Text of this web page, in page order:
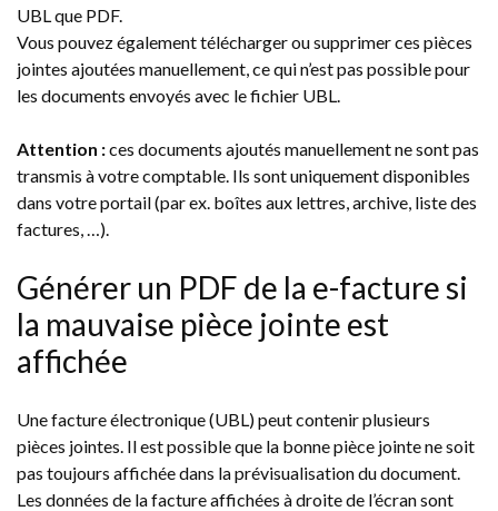
UBL que PDF.
Vous pouvez également télécharger ou supprimer ces pièces
jointes ajoutées manuellement, ce qui n’est pas possible pour
les documents envoyés avec le fichier UBL.
Attention :ces documents ajoutés manuellement ne sont pas
transmis à votre comptable. Ils sont uniquement disponibles
dans votre portail (par ex. boîtes aux lettres, archive, liste des
factures, …).
Générer un PDF de la e-facture si
la mauvaise pièce jointe est
affichée
Une facture électronique (UBL) peut contenir plusieurs
pièces jointes. Il est possible que la bonne pièce jointe ne soit
pas toujours affichée dans la prévisualisation du document.
Les données de la facture affichées à droite de l’écran sont